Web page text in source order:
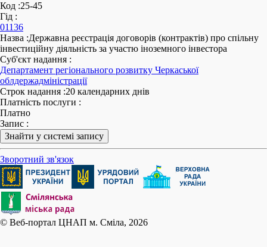
Код :25-45
Гід :
01136
Назва :Державна реєстрація договорів (контрактів) про спільну
інвестиційну діяльність за участю іноземного інвестора
Суб'єкт надання :
Департамент регіонального розвитку Черкаської
облдержадміністрації
Строк надання :20 календарних днів
Платність послуги :
Платно
Запис :
Знайти у системі запису
Зворотний зв'язок
© Веб-портал ЦНАП м. Сміла, 2026